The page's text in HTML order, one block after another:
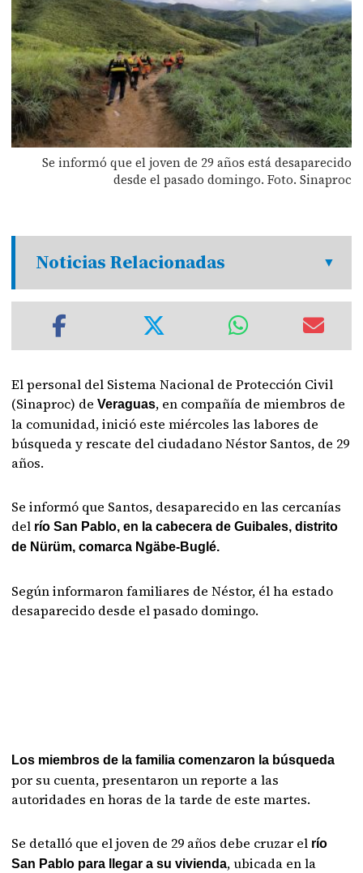
Se informó que el joven de 29 años está desaparecido
desde el pasado domingo. Foto. Sinaproc
Noticias Relacionadas
El personal del Sistema Nacional de Protección Civil
(Sinaproc) deVeraguas, en compañía de miembros de
la comunidad, inició este miércoles las labores de
búsqueda y rescate del ciudadano Néstor Santos, de 29
años.
Se informó que Santos, desaparecido en las cercanías
del río San Pablo, en la cabecera de Guibales, distrito
de Nürüm, comarca Ngäbe-Buglé.
Según informaron familiares de Néstor, él ha estado
desaparecido desde el pasado domingo.
Los miembros de la familia comenzaron la búsqueda
por su cuenta, presentaron un reporte a las
autoridades en horas de la tarde de este martes.
Se detalló que el joven de 29 años debe cruzar el río
San Pablo para llegar a su vivienda, ubicada en la